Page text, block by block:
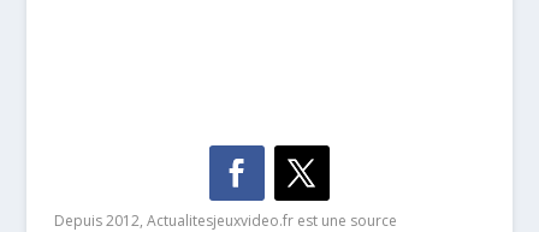
Depuis 2012, Actualitesjeuxvideo.fr est une source